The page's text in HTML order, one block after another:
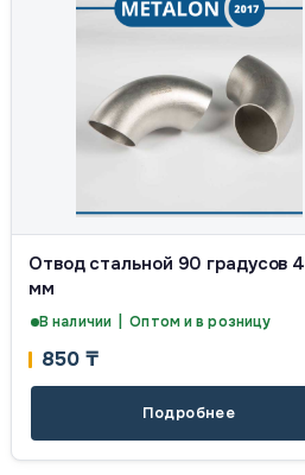
Отвод стальной 90 градусов
мм
В наличии | Оптом и в розницу
850 ₸
Подробнее